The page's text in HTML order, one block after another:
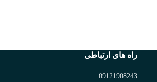
راه های ارتباطی
09121908243